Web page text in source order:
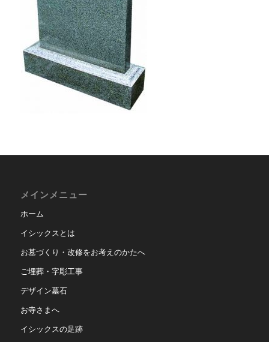
メインメニュー
ホーム
イシックスとは
お墓づくり・改修をお考えのかたへ
ご埋葬・字彫工事
デザイン墓石
お寺さまへ
イシックスの足跡